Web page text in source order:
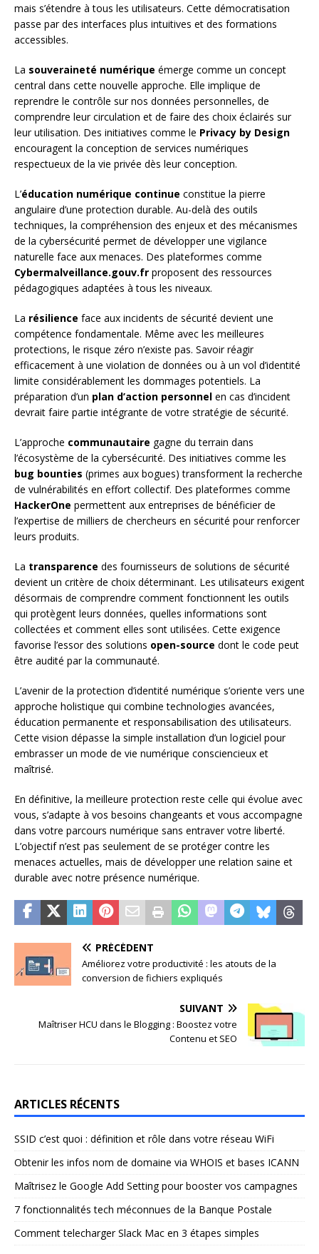
mais s’étendre à tous les utilisateurs. Cette démocratisation
passe par des interfaces plus intuitives et des formations
accessibles.
La souveraineté numérique émerge comme un concept
central dans cette nouvelle approche. Elle implique de
reprendre le contrôle sur nos données personnelles, de
comprendre leur circulation et de faire des choix éclairés sur
leur utilisation. Des initiatives comme le Privacy by Design
encouragent la conception de services numériques
respectueux de la vie privée dès leur conception.
L’éducation numérique continue constitue la pierre
angulaire d’une protection durable. Au-delà des outils
techniques, la compréhension des enjeux et des mécanismes
de la cybersécurité permet de développer une vigilance
naturelle face aux menaces. Des plateformes comme
Cybermalveillance.gouv.fr proposent des ressources
pédagogiques adaptées à tous les niveaux.
La résilience face aux incidents de sécurité devient une
compétence fondamentale. Même avec les meilleures
protections, le risque zéro n’existe pas. Savoir réagir
efficacement à une violation de données ou à un vol d’identité
limite considérablement les dommages potentiels. La
préparation d’un plan d’action personnel en cas d’incident
devrait faire partie intégrante de votre stratégie de sécurité.
L’approche communautaire gagne du terrain dans
l’écosystème de la cybersécurité. Des initiatives comme les
bug bounties (primes aux bogues) transforment la recherche
de vulnérabilités en effort collectif. Des plateformes comme
HackerOne permettent aux entreprises de bénéficier de
l’expertise de milliers de chercheurs en sécurité pour renforcer
leurs produits.
La transparence des fournisseurs de solutions de sécurité
devient un critère de choix déterminant. Les utilisateurs exigent
désormais de comprendre comment fonctionnent les outils
qui protègent leurs données, quelles informations sont
collectées et comment elles sont utilisées. Cette exigence
favorise l’essor des solutions open-source dont le code peut
être audité par la communauté.
L’avenir de la protection d’identité numérique s’oriente vers une
approche holistique qui combine technologies avancées,
éducation permanente et responsabilisation des utilisateurs.
Cette vision dépasse la simple installation d’un logiciel pour
embrasser un mode de vie numérique consciencieux et
maîtrisé.
En définitive, la meilleure protection reste celle qui évolue avec
vous, s’adapte à vos besoins changeants et vous accompagne
dans votre parcours numérique sans entraver votre liberté.
L’objectif n’est pas seulement de se protéger contre les
menaces actuelles, mais de développer une relation saine et
durable avec notre présence numérique.
PRÉCÉDENT
Améliorez votre productivité : les atouts de la
conversion de fichiers expliqués
SUIVANT
Maîtriser HCU dans le Blogging : Boostez votre
Contenu et SEO
ARTICLES RÉCENTS
SSID c’est quoi : définition et rôle dans votre réseau WiFi
Obtenir les infos nom de domaine via WHOIS et bases ICANN
Maîtrisez le Google Add Setting pour booster vos campagnes
7 fonctionnalités tech méconnues de la Banque Postale
Comment telecharger Slack Mac en 3 étapes simples